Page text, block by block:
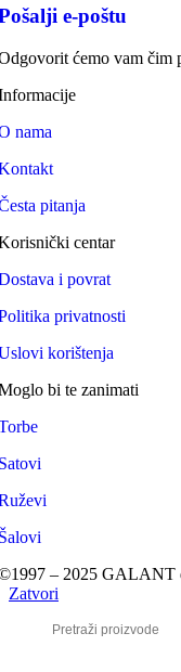
e-poštu
ćemo vam čim
nama
pitanja
centar
i povrat
privatnosti
korištenja
bi te zanimati
– 2025 GALANT
Zatvori